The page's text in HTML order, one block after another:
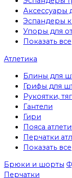
Аксессуары
Эспандеры
Упоры для
Показать все
Атлетика
Блины для
Грифы для
Рукоятки,
Гантели
Гири
Пояса
Перчатки
Показать все
Брюки и шорты
Перчатки